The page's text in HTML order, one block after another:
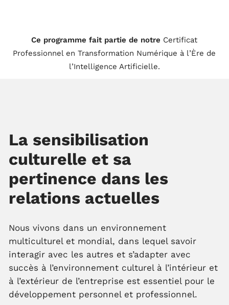
Ce programme fait partie de notre Certificat
Professionnel en Transformation Numérique à l’Ère de
l’Intelligence Artificielle.
La sensibilisation
culturelle et sa
pertinence dans les
relations actuelles
Nous vivons dans un environnement
multiculturel et mondial, dans lequel savoir
interagir avec les autres et s’adapter avec
succès à l’environnement culturel à l’intérieur et
à l’extérieur de l’entreprise est essentiel pour le
développement personnel et professionnel.